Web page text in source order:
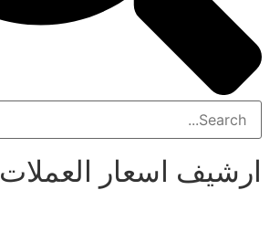
ارشيف اسعار العملات